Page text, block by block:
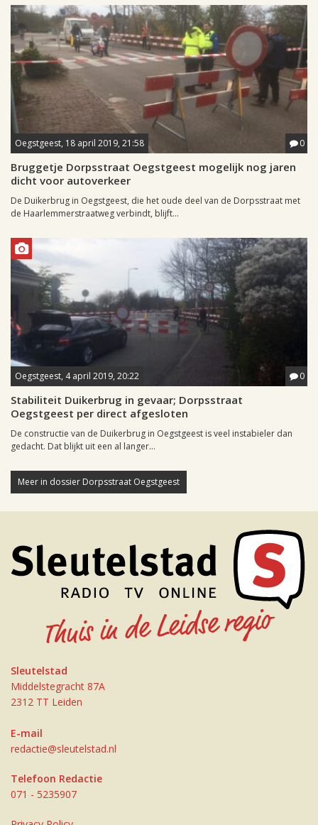
Oegstgeest, 18 april 2019, 21:58 0
Bruggetje Dorpsstraat Oegstgeest mogelijk nog jaren
dicht voor autoverkeer
De Duikerbrug in Oegstgeest, die het oude deel van de Dorpsstraat met
de Haarlemmerstraatweg verbindt, blijft...
Oegstgeest, 4 april 2019, 20:22 0
Stabiliteit Duikerbrug in gevaar; Dorpsstraat
Oegstgeest per direct afgesloten
De constructie van de Duikerbrug in Oegstgeest is veel instabieler dan
gedacht. Dat blijkt uit een al langer...
Meer in dossier Dorpsstraat Oegstgeest
Sleutelstad
Middelstegracht 87A
2312 TT Leiden
E-mail
redactie@sleutelstad.nl
Telefoon Redactie
071 - 5235907